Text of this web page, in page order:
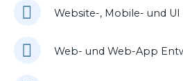
Website-, Mobile- und UI
Web- und Web-App